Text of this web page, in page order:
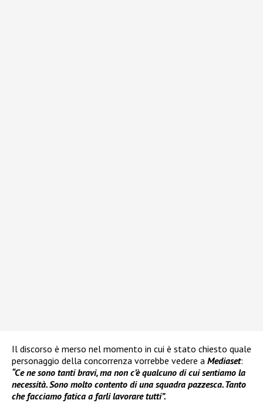
Il discorso è merso nel momento in cui è stato chiesto quale
personaggio della concorrenza vorrebbe vedere a Mediaset:
“Ce ne sono tanti bravi, ma non c’è qualcuno di cui sentiamo la
necessità. Sono molto contento di una squadra pazzesca. Tanto
che facciamo fatica a farli lavorare tutti”.